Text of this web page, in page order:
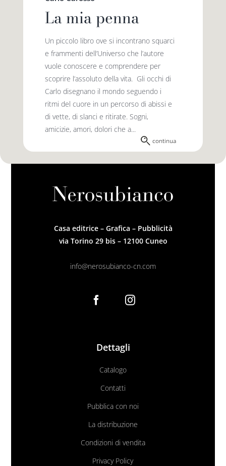
La mia penna
Un piccolo libro ove si incontrano squarci
e frammenti dell’Universo che l’autore
vuole conoscere e comprendere per
scoprire l’assoluto della vita. Gli occhi di
Carlo disegnano il mondo seguendo i
ritmi del cuore in un percorso di abissi e
di vette, di slanci e ritirate. Sogni,
amicizie, amori, dolori che a...
continua
Casa editrice – Grafica – Pubblicità
via Torino 29 bis – 12100 Cuneo
info@nerosubianco-cn.com
Dettagli
Catalogo
Contatti
Pubblica con noi
La distribuzione
Condizioni di vendita
Privacy Policy